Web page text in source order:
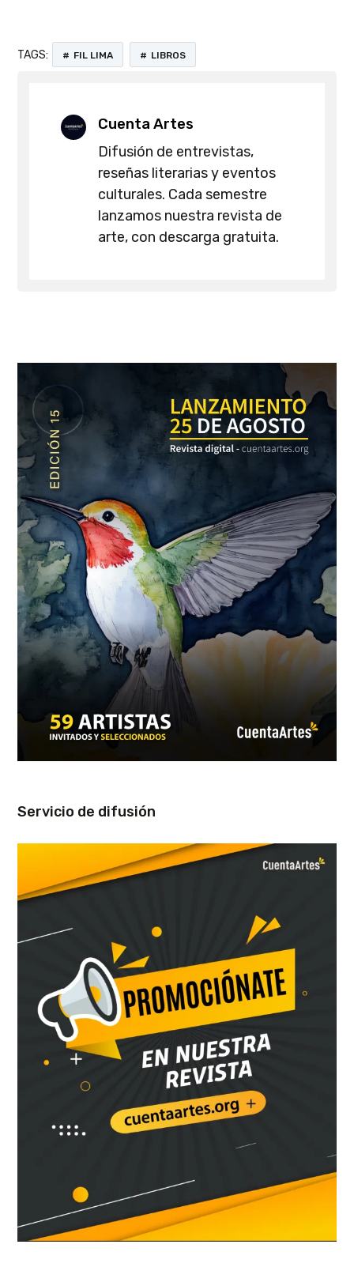
TAGS: FIL LIMA LIBROS
Cuenta Artes
Difusión de entrevistas,
reseñas literarias y eventos
culturales. Cada semestre
lanzamos nuestra revista de
arte, con descarga gratuita.
Servicio de difusión